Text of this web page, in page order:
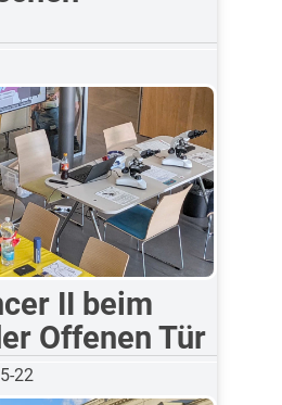
II beim
Offenen Tür
22